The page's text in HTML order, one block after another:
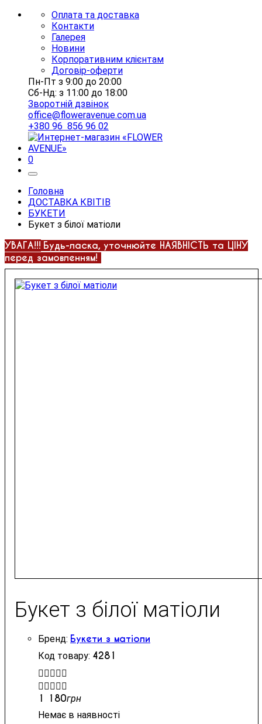
Оплата та доставка
Контакти
Галерея
Новини
Корпоративним клієнтам
Договір-оферти
Пн-Пт з 9:00 до 20:00
Сб-Нд: з 11:00 до 18:00
Зворотній дзвінок
office@floweravenue.com.ua
+380 96 856 96 02
0
Головна
ДОСТАВКА КВІТІВ
БУКЕТИ
Букет з білої матіоли
УВАГА!!! Будь-ласка, уточнюйте НАЯВНІСТЬ та ЦІНУ
перед замовленням!
Букет з білої матіоли
Букети з матіоли
4281


1 180грн
Немає в наявності